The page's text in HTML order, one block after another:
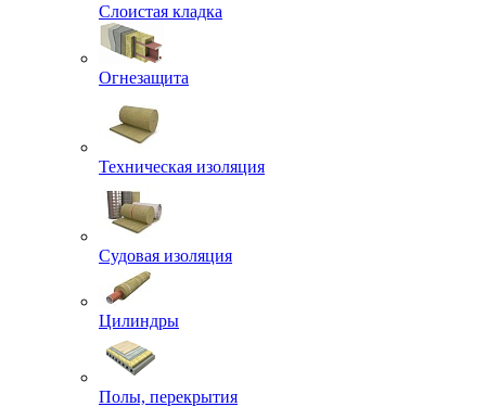
Слоистая кладка
Огнезащита
Техническая изоляция
Судовая изоляция
Цилиндры
Полы, перекрытия